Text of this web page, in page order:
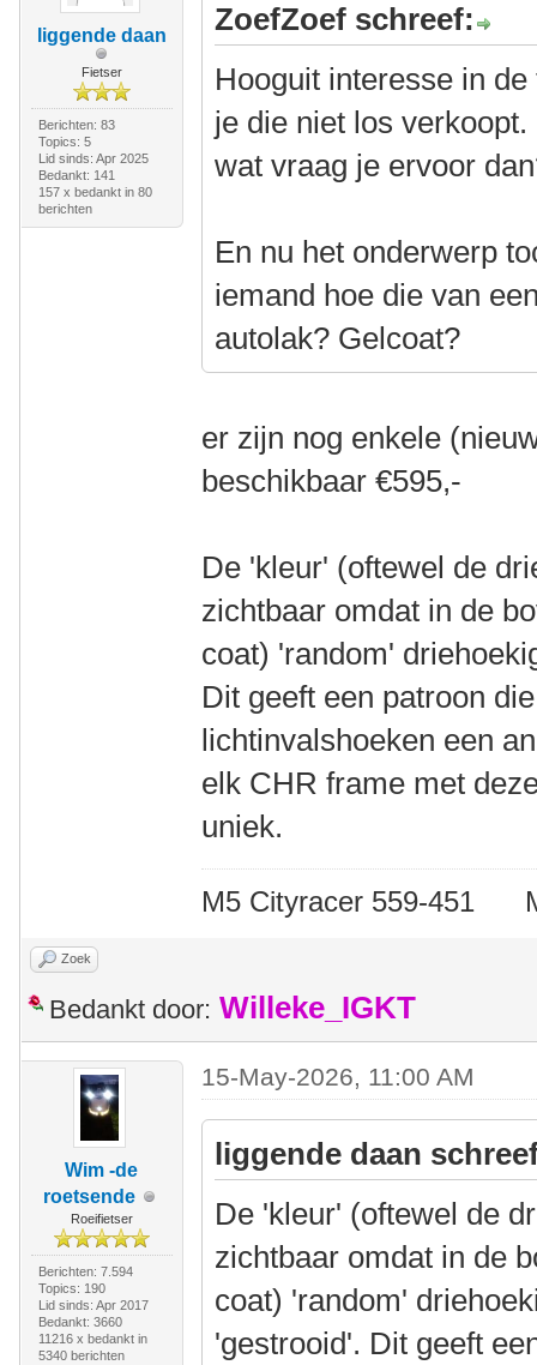
liggende daan
Fietser
Berichten: 83
Topics: 5
Lid sinds: Apr 2025
Bedankt: 141
157 x bedankt in 80
berichten
ZoefZoef schreef:
Hooguit interesse in
je die niet los
wat vraag je ervoor
En nu het onderwerp
iemand hoe die van
autolak? Gelcoat?
er zijn nog enkele
beschikbaar €595,-
De 'kleur' (oftewel de
zichtbaar omdat in de
coat) 'random'
Dit geeft een patroon
lichtinvalshoeken een
elk CHR frame met
uniek.
M5 Cityracer 559-451
Zoek
Bedankt door: Willeke_IGKT
Wim -de
roetsende
Roeifietser
Berichten: 7.594
Topics: 190
Lid sinds: Apr 2017
Bedankt: 3660
11216 x bedankt in
5340 berichten
15-May-2026, 11:00 AM
liggende daan
De 'kleur' (oftewel de
zichtbaar omdat in de
coat) 'random'
'gestrooid'. Dit geeft